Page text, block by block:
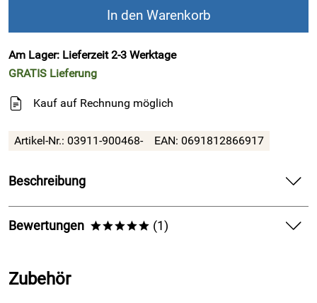
In den Warenkorb
Am Lager: Lieferzeit 2-3 Werktage
GRATIS Lieferung
Kauf auf Rechnung möglich
Artikel-Nr.: 03911-900468- EAN: 0691812866917
Beschreibung
!!! Finaler SALE !!! Alles muss raus,
nutzen Sie Ihre letzte Chance !!!
- Ebony/Rinde/Chimera/Piper
Bewertungen ***** (1)
Zubehör